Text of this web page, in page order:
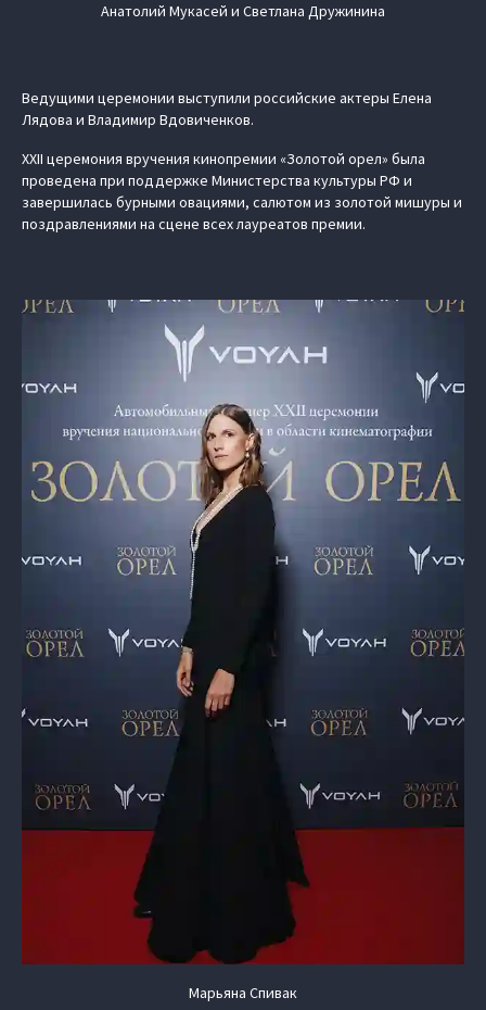
Анатолий Мукасей и Светлана Дружинина
Ведущими церемонии выступили российские актеры Елена
Лядова и Владимир Вдовиченков.
XXII церемония вручения кинопремии «Золотой орел» была
проведена при поддержке Министерства культуры РФ и
завершилась бурными овациями, салютом из золотой мишуры и
поздравлениями на сцене всех лауреатов премии.
Марьяна Спивак